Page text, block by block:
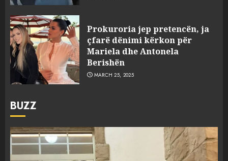
Prokuroria jep pretencën, ja
çfarë dënimi kërkon për
Mariela dhe Antonela
Berishën
MARCH 25, 2025
BUZZ